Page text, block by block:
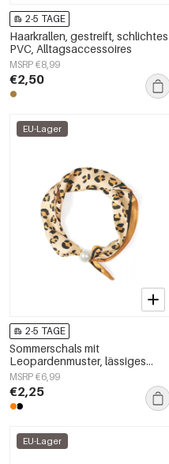
2-5 TAGE
Haarkrallen, gestreift, schlichtes
PVC, Alltagsaccessoires
MSRP €8,99
€2,50
EU-Lager
2-5 TAGE
Sommerschals mit
Leopardenmuster, lässiges
Polyester, Alltagsaccessoires
MSRP €6,99
€2,25
EU-Lager